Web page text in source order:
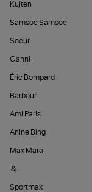
Kujten
Samsoe Samsoe
Soeur
Ganni
Éric Bompard
Barbour
Ami Paris
Anine Bing
Max Mara
&
Sportmax